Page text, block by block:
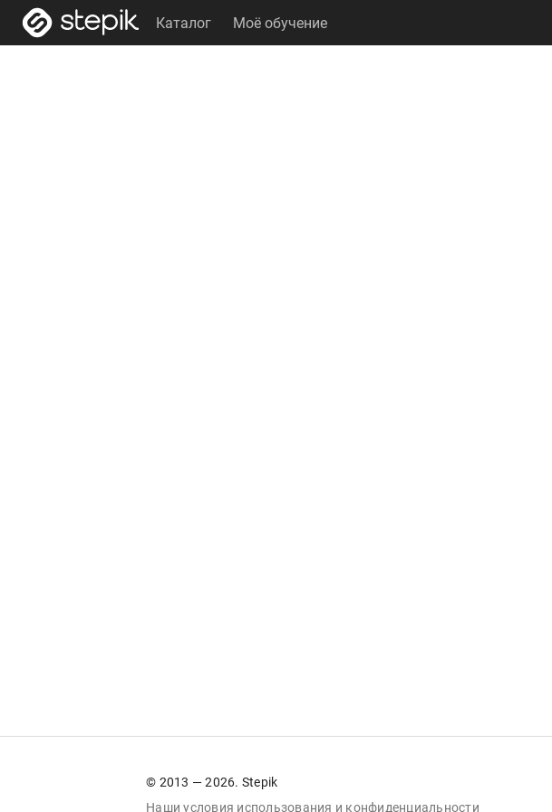
Каталог Моё обучение
© 2013 — 2026. Stepik
Наши условия использования и конфиденциальности